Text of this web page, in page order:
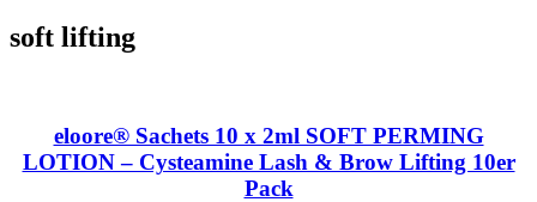
soft lifting
eloore® Sachets 10 x 2ml SOFT PERMING
LOTION – Cysteamine Lash & Brow Lifting 10er
Pack